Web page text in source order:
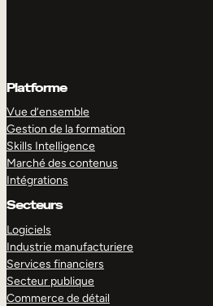
Platforme
Vue d’ensemble
Gestion de la formation
Skills Intelligence
Marché des contenus
Intégrations
Secteurs
Logiciels
Industrie manufacturiere
Services financiers
Secteur publique
Commerce de détail